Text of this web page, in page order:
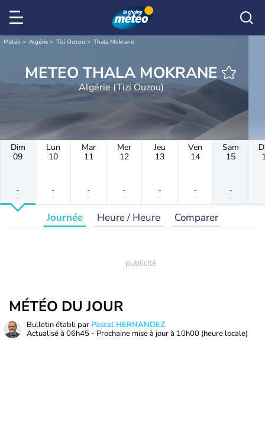
Météo Algérie Tizi Ouzou Thala Mokrane
METEO THALA MOKRANE
Algérie (Tizi Ouzou)
Dim
09
-
-
Lun
10
-
-
Mar
11
-
-
Mer
12
-
-
Jeu
13
-
-
Ven
14
-
-
Sam
15
-
-
Journée Heure / Heure Comparer
MÉTÉO DU JOUR
Bulletin établi par Pascal HERNANDEZ
Actualisé à 06h45 - Prochaine mise à jour à 10h00 (heure locale)